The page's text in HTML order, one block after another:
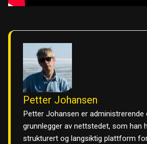
Petter Johansen
Petter Johansen er administrerende
grunnlegger av nettstedet, som han
strukturert og langsiktig plattform